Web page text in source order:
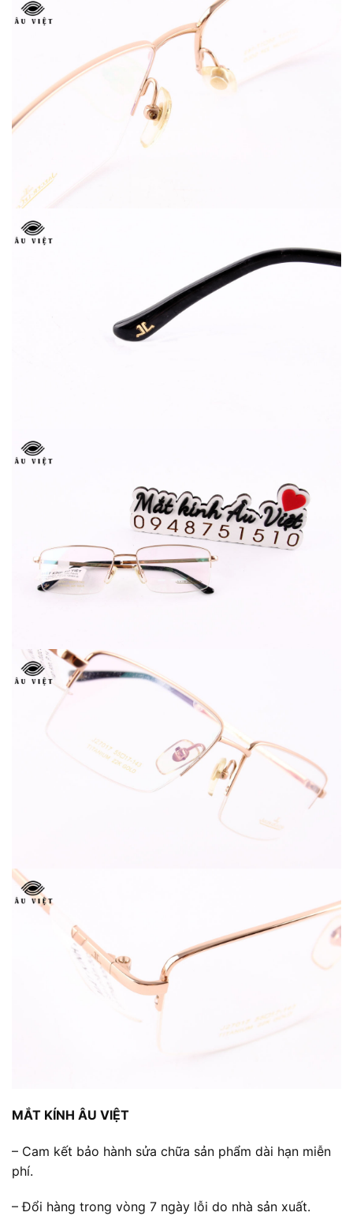
MẮT KÍNH ÂU VIỆT
– Cam kết bảo hành sửa chữa sản phẩm dài hạn miễn
phí.
– Đổi hàng trong vòng 7 ngày lỗi do nhà sản xuất.